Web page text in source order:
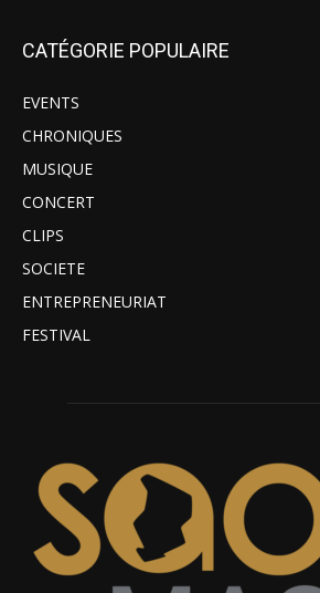
CATÉGORIE POPULAIRE
EVENTS
CHRONIQUES
MUSIQUE
CONCERT
CLIPS
SOCIETE
ENTREPRENEURIAT
FESTIVAL